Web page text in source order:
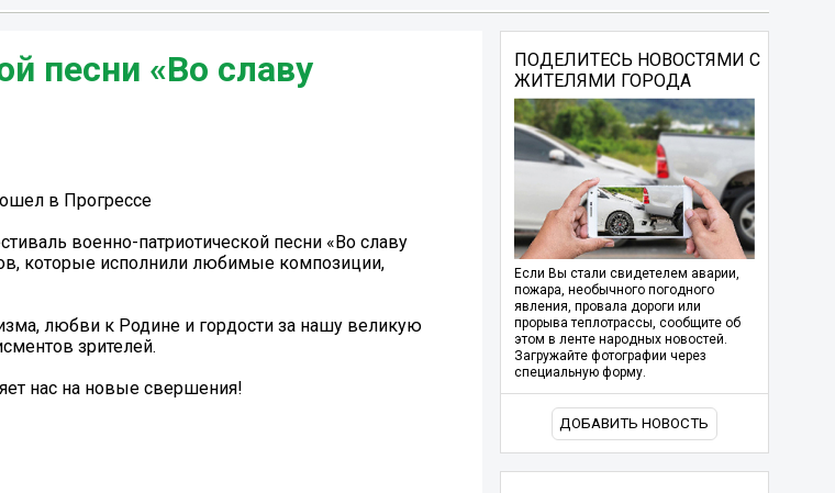
песни «Во славу
в Прогрессе
военно-патриотической песни «Во славу
которые исполнили любимые композиции,
любви к Родине и гордости за нашу великую
зрителей.
нас на новые свершения!
ПОДЕЛИТЕСЬ НОВОСТЯМИ С
ЖИТЕЛЯМИ ГОРОДА
Если Вы стали свидетелем аварии,
пожара, необычного погодного
явления, провала дороги или
прорыва теплотрассы, сообщите об
этом в ленте народных новостей.
Загружайте фотографии через
специальную форму.
ДОБАВИТЬ НОВОСТЬ